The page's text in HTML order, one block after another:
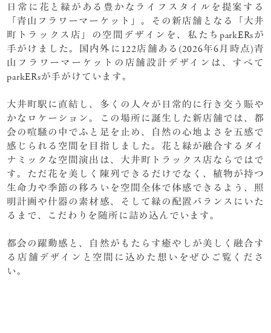
日常に花と緑がある豊かなライフスタイルを提案する
「青山フラワーマーケット」。その新店舗となる「大井
町トラックス店」の空間デザインを、私たちparkERsが
手がけました。国内外に122店舗ある(2026年6月時点)青
山フラワーマーケットの店舗設計デザインは、すべて
parkERsが手がけています。
大井町駅に直結し、多くの人々が日常的に行き交う賑や
かなロケーション。この場所に誕生した新店舗では、都
会の喧騒の中でふと足を止め、自然の心地よさを五感で
感じられる空間を目指しました。花と緑が融合するダイ
ナミックな空間演出は、大井町トラックス店ならではで
す。ただ花を美しく陳列できるだけでなく、植物が持つ
生命力や季節の移ろいを空間全体で体感できるよう、照
明計画や什器の素材感、そして緑の配置バランスにいた
るまで、こだわりを随所に詰め込んでいます。
都会の躍動感と、自然がもたらす癒やしが美しく融合す
る店舗デザインと空間に込めた想いをぜひご覧くださ
い。